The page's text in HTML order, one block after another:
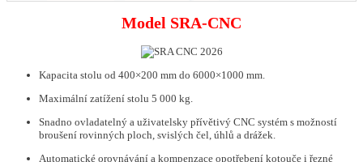
Model SRA-CNC
Kapacita stolu od 400×200 mm do 6000×1000 mm.
Maximální zatížení stolu 5 000 kg.
Snadno ovladatelný a uživatelsky přívětivý CNC systém s možností
broušení rovinných ploch, svislých čel, úhlů a drážek.
Automatické orovnávání a kompenzace opotřebení kotouče i řezné